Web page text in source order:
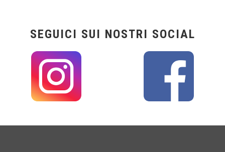
SEGUICI SUI NOSTRI SOCIAL